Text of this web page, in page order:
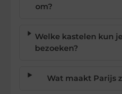
om?
Welke kastelen kun
bezoeken?
Wat maakt Parijs